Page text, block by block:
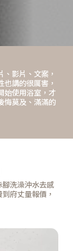
影片、文案，
講的很厲害，
始使用浴室，才
悔莫及、滿滿的
洗澡沖水去感
府丈量報價，